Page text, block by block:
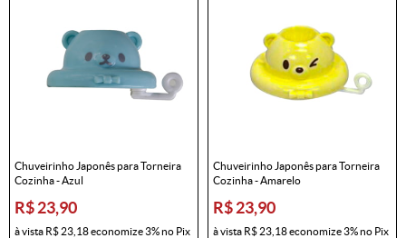
Chuveirinho Japonês para Torneira
Cozinha - Azul
R$ 23,90
à vista R$ 23,18economize3%no Pix
Chuveirinho Japonês para Torneira
Cozinha - Amarelo
R$ 23,90
à vista R$ 23,18economize3%no Pix